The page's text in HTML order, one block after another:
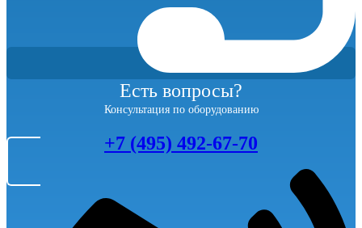
Есть вопросы?
Консультация по оборудованию
+7 (495) 492-67-70